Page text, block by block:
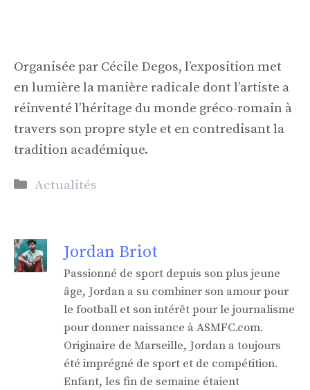
Organisée par Cécile Degos, l’exposition met
en lumière la manière radicale dont l’artiste a
réinventé l’héritage du monde gréco-romain à
travers son propre style et en contredisant la
tradition académique.
Catégories
Actualités
Jordan Briot
Passionné de sport depuis son plus jeune
âge, Jordan a su combiner son amour pour
le football et son intérêt pour le journalisme
pour donner naissance à ASMFC.com.
Originaire de Marseille, Jordan a toujours
été imprégné de sport et de compétition.
Enfant, les fin de semaine étaient